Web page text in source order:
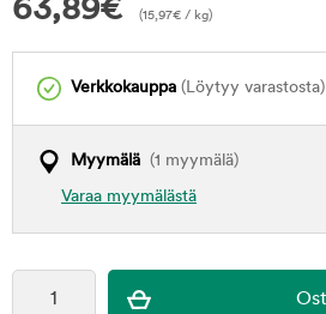
63,89€ (15,97€ / kg)
Verkkokauppa (Löytyy varastosta)
Myymälä (1 myymälä)
Varaa myymälästä